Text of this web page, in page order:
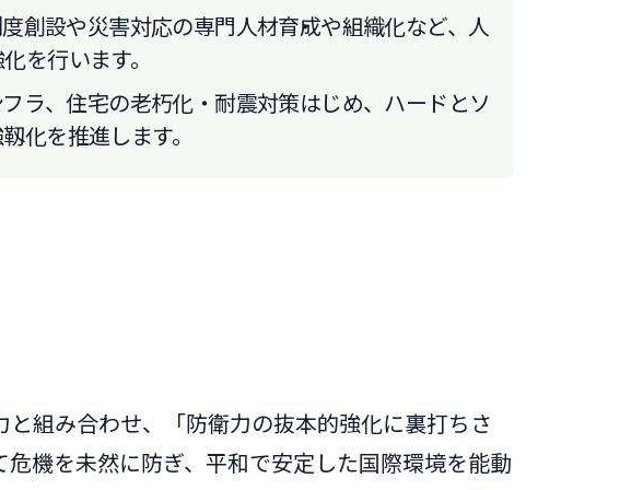
創設や災害対応の専門人材育成や組織化など、人
を行います。
ラ、住宅の老朽化・耐震対策はじめ、ハードとソ
化を推進します。
組み合わせ、「防衛力の抜本的強化に裏打ちさ
機を未然に防ぎ、平和で安定した国際環境を能動